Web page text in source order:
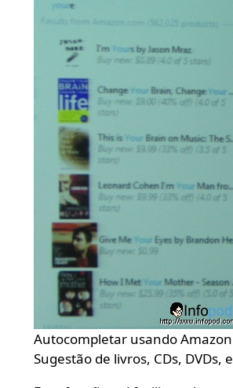
Autocompletar usando
Sugestão de livros, CDs, DVDs,